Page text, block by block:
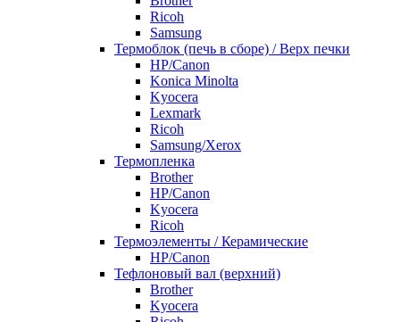
Ricoh
Samsung
Термоблок (печь в сборе) / Верх печки
HP/Canon
Konica Minolta
Kyocera
Lexmark
Ricoh
Samsung/Xerox
Термопленка
Brother
HP/Canon
Kyocera
Ricoh
Термоэлементы / Керамические
HP/Canon
Тефлоновый вал (верхний)
Brother
Kyocera